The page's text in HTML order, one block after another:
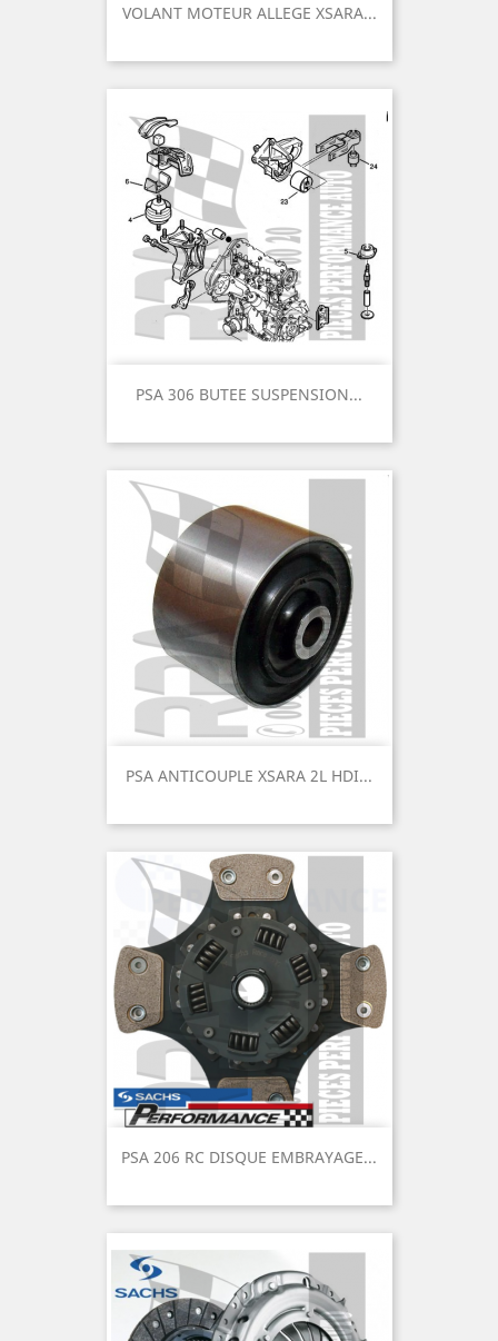
VOLANT MOTEUR ALLEGE XSARA...
PSA 306 BUTEE SUSPENSION...
PSA ANTICOUPLE XSARA 2L HDI...
PSA 206 RC DISQUE EMBRAYAGE...